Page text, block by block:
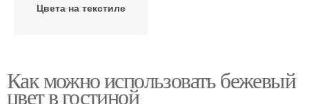
Цвета на текстиле
Как можно использовать бежевый
цвет в гостиной